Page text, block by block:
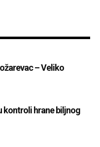
– Veliko
kontroli hrane biljnog